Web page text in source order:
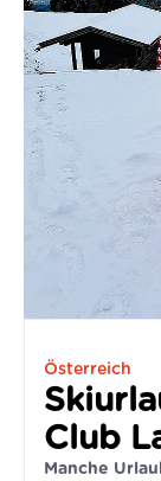
Österreich
Club
Manche